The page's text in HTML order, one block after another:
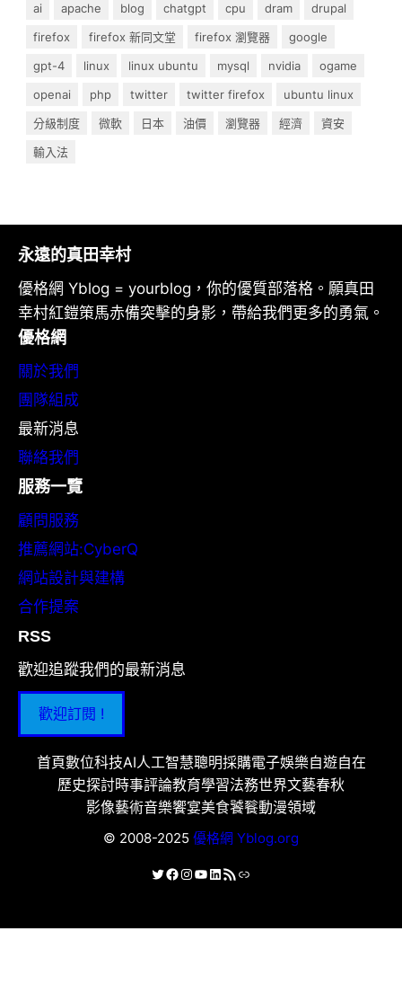
ai apache blog chatgpt cpu dram
drupal
firefox
firefox 新同文堂 firefox 瀏覽器
google
gpt-4
linux linux ubuntu mysql nvidia
ogame
openai
php twitter twitter firefox
ubuntu linux
分級制度
微軟 日本 油價 瀏覽器 經濟
資安
輸入法
永遠的真田幸村
優格網 Yblog = yourblog，你的優質部落格。願真田
幸村紅鎧策馬赤備突擊的身影，帶給我們更多的勇氣。
優格網
關於我們
團隊組成
最新消息
聯絡我們
服務一覽
顧問服務
推薦網站:CyberQ
網站設計與建構
合作提案
RSS
歡迎追蹤我們的最新消息
歡迎訂閱 !
首頁數位科技AI人工智慧聰明採購電子娛樂自遊自在
歷史探討時事評論教育學習法務世界文藝春秋
影像藝術音樂饗宴美食饕餮動漫領域
© 2008-2025 優格網 Yblog.org
X Facebook
Instagram
YouTube
LinkedIn
RSS 資訊提供連結